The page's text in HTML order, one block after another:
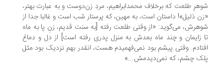
طلعت که برخلاف محمدابراهیم، مردِ زن‌دوست و به عبارت بهتر،
ذلیل»! داستان است، به مهین، که پرستار شب است و غالبا جدا از
می‌گوید: «از وقتی طلعت رفته [به سنت قدیم، زنِ پا به ماه
زایمان و چند ماه بعدش به منزل پدری رفته است] از دل و دماغ
وقتی پیشم بود نمی‌فهمیدم هست، انقدر بهم نزدیک بود مثل
چشم، که نمی‌دیدمش...»